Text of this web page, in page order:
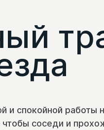
и спокойной работы
соседи и